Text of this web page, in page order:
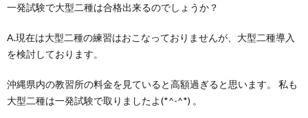
一発試験で大型二種は合格出来るのでしょうか？
A.現在は大型二種の練習はおこなっておりませんが、大型二種導入
を検討しております。
沖縄県内の教習所の料金を見ていると高額過ぎると思います。 私も
大型二種は一発試験で取りましたよ(*^-^*) 。